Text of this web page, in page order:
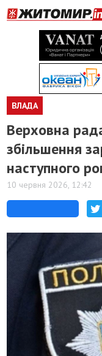
ВЛАДА
Верховна
збільшення
наступного
10 червня 2026, 12:42